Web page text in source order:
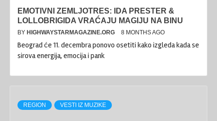
EMOTIVNI ZEMLJOTRES: IDA PRESTER &
LOLLOBRIGIDA VRAĆAJU MAGIJU NA BINU
BY HIGHWAYSTARMAGAZINE.ORG 8 MONTHS AGO
Beograd će 11. decembra ponovo osetiti kako izgleda kada se
sirova energija, emocija i pank
REGION VESTI IZ MUZIKE